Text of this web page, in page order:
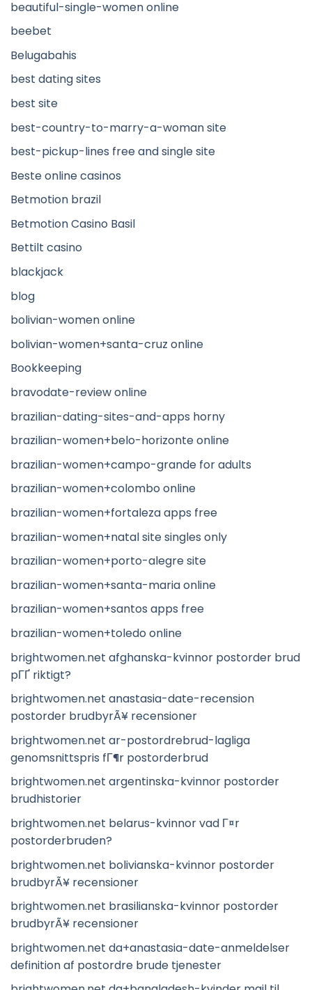
beautiful-single-women online
beebet
Belugabahis
best dating sites
best site
best-country-to-marry-a-woman site
best-pickup-lines free and single site
Beste online casinos
Betmotion brazil
Betmotion Casino Basil
Bettilt casino
blackjack
blog
bolivian-women online
bolivian-women+santa-cruz online
Bookkeeping
bravodate-review online
brazilian-dating-sites-and-apps horny
brazilian-women+belo-horizonte online
brazilian-women+campo-grande for adults
brazilian-women+colombo online
brazilian-women+fortaleza apps free
brazilian-women+natal site singles only
brazilian-women+porto-alegre site
brazilian-women+santa-maria online
brazilian-women+santos apps free
brazilian-women+toledo online
brightwomen.net afghanska-kvinnor postorder brud
pГҐ riktigt?
brightwomen.net anastasia-date-recension
postorder brudbyrÃ¥ recensioner
brightwomen.net ar-postordrebrud-lagliga
genomsnittspris fГ¶r postorderbrud
brightwomen.net argentinska-kvinnor postorder
brudhistorier
brightwomen.net belarus-kvinnor vad Г¤r
postorderbruden?
brightwomen.net bolivianska-kvinnor postorder
brudbyrÃ¥ recensioner
brightwomen.net brasilianska-kvinnor postorder
brudbyrÃ¥ recensioner
brightwomen.net da+anastasia-date-anmeldelser
definition af postordre brude tjenester